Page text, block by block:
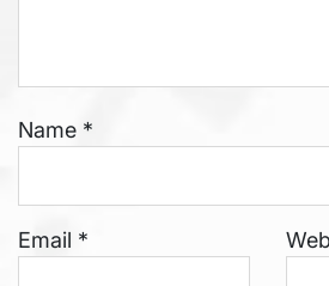
Name *
Email *